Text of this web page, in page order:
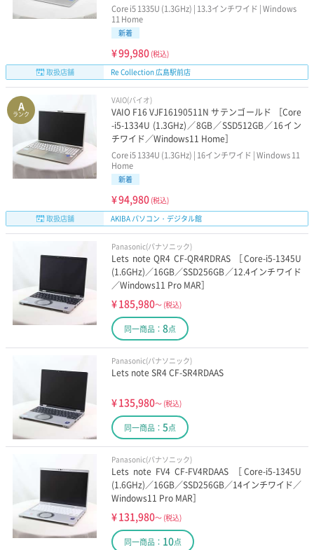
第10世代Core-i7搭載 第11世代Core-i7搭載
第12世代Core-i7搭載
第10世代Core-i3搭載 第11世代Core-i3搭載
第12世代Core-i3搭載 第13世代Core-i3搭載
条件・機能で選ぶ
MicrosoftOffice付属
Win11＆15インチ Win11＆13インチ
Win11＆Core-i7
Win11＆Ryzen ポータブルゲーミング
ゲーミングノート
価格・大きさで選ぶ
2万円以下の13インチ
8万円以下の13インチ 10万円以下の13インチ
2万円以下の15インチ 5万円以下の15インチ
8万円以下の15インチ 10万円以下の15インチ
Core i5 1335U (1.3GHz) | 13.3インチワイド | Windows
11 Home
新着
¥99,980 (税込)
取扱店舗
Re Collection 広島駅前店
A
ランク
VAIO(バイオ)
VAIO F16 VJF16190511N サテンゴールド ［Core
-i5-1334U (1.3GHz)／8GB／SSD512GB／16イン
チワイド／Windows11 Home］
Core i5 1334U (1.3GHz) | 16インチワイド | Windows 11
Home
新着
¥94,980 (税込)
取扱店舗
AKIBA パソコン・デジタル館
Panasonic(パナソニック)
Lets note QR4 CF-QR4RDRAS ［Core-i5-1345U
(1.6GHz)／16GB／SSD256GB／12.4インチワイド
／Windows11 Pro MAR］
¥185,980～ (税込)
同一商品： 8点
Panasonic(パナソニック)
Lets note SR4 CF-SR4RDAAS
¥135,980～ (税込)
同一商品： 5点
Panasonic(パナソニック)
Lets note FV4 CF-FV4RDAAS ［Core-i5-1345U
(1.6GHz)／16GB／SSD256GB／14インチワイド／
Windows11 Pro MAR］
¥131,980～ (税込)
同一商品： 10点